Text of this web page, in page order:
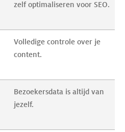
zelf optimaliseren voor SEO.
Volledige controle over je
content.
Bezoekersdata is altijd van
jezelf.